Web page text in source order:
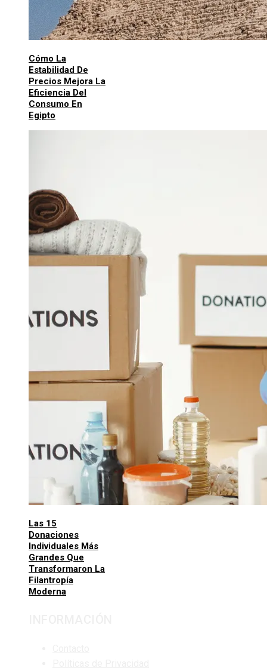
Cómo La
Estabilidad De
Precios Mejora La
Eficiencia Del
Consumo En
Egipto
Las 15
Donaciones
Individuales Más
Grandes Que
Transformaron La
Filantropía
Moderna